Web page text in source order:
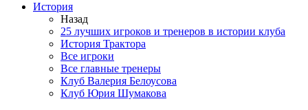
История
Назад
25 лучших игроков и тренеров в истории клуба
История Трактора
Все игроки
Все главные тренеры
Клуб Валерия Белоусова
Клуб Юрия Шумакова